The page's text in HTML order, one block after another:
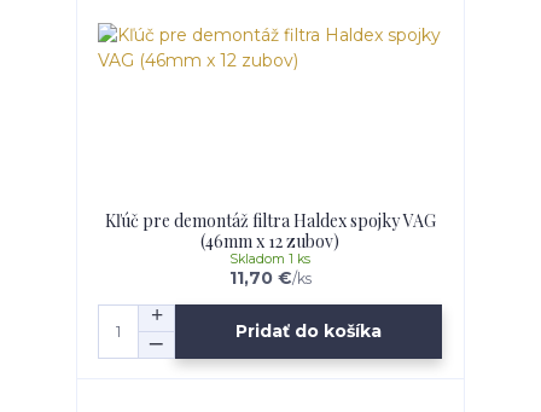
Kľúč pre demontáž filtra Haldex spojky VAG
(46mm x 12 zubov)
11,70 €/ks
Skladom 1 ks
Pridať do košíka